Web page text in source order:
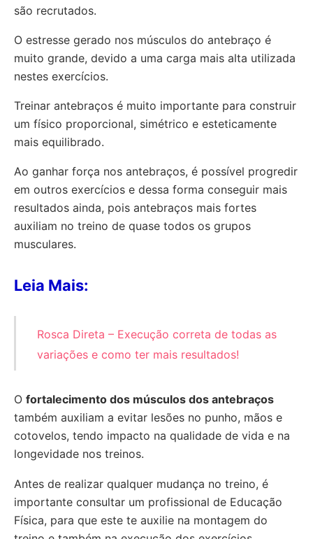
são recrutados.
O estresse gerado nos músculos do antebraço é
muito grande, devido a uma carga mais alta utilizada
nestes exercícios.
Treinar antebraços é muito importante para construir
um físico proporcional, simétrico e esteticamente
mais equilibrado.
Ao ganhar força nos antebraços, é possível progredir
em outros exercícios e dessa forma conseguir mais
resultados ainda, pois antebraços mais fortes
auxiliam no treino de quase todos os grupos
musculares.
Leia Mais:
Rosca Direta – Execução correta de todas as
variações e como ter mais resultados!
O fortalecimento dos músculos dos antebraços
também auxiliam a evitar lesões no punho, mãos e
cotovelos, tendo impacto na qualidade de vida e na
longevidade nos treinos.
Antes de realizar qualquer mudança no treino, é
importante consultar um profissional de Educação
Física, para que este te auxilie na montagem do